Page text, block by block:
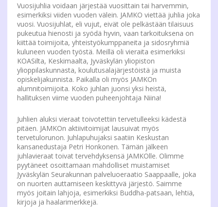
Vuosijuhlia voidaan järjestää vuosittain tai harvemmin,
esimerkiksi viiden vuoden välein. JAMKO viettää juhlia joka
vuosi. Vuosijuhlat, eli vujut, eivät ole pelkästään tilaisuus
pukeutua hienosti ja syödä hyvin, vaan tarkoituksena on
kiittää toimijoita, yhteistyökumppaneita ja sidosryhmiä
kuluneen vuoden työstä. Meillä oli vieraita esimerkiksi
KOASilta, Keskimaalta, Jyväskylän yliopiston
ylioppilaskunnasta, koulutusalajärjestöistä ja muista
opiskelijakunnista. Paikalla oli myös JAMKOn
alumnitoimijoita. Koko juhlan juonsi yksi heistä,
hallituksen viime vuoden puheenjohtaja Niina!
Juhlien aluksi vieraat toivotettiin tervetulleeksi kädestä
pitäen. JAMKOn aktiivitoimijat lausuivat myös
tervetulorunon. Juhlapuhujaksi saatiin Keskustan
kansanedustaja Petri Honkonen. Tämän jälkeen
juhlavieraat toivat tervehdyksensä JAMKOlle. Olimme
pyytäneet osoittamaan mahdolliset muistamiset
Jyväskylän Seurakunnan palveluoeraatio Saappaalle, joka
on nuorten auttamiseen keskittyvä järjestö. Saimme
myös joitain lahjoja, esimerkiksi Buddha-patsaan, lehtiä,
kirjoja ja haalarimerkkejä.